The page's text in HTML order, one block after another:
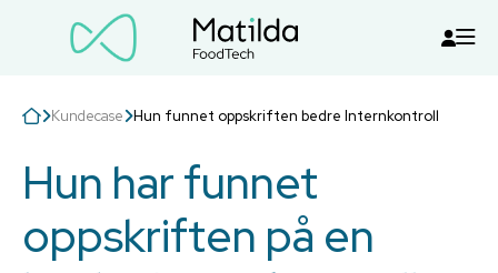
Kundecase Hun funnet oppskriften bedre Internkontroll
Hun har funnet
oppskriften på en